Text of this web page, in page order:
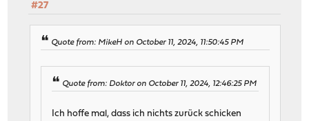
#27
Quote from: MikeH on October 11, 2024, 11:50:45 PM
Quote from: Doktor on October 11, 2024, 12:46:25 PM
Ich hoffe mal, dass ich nichts zurück schicken